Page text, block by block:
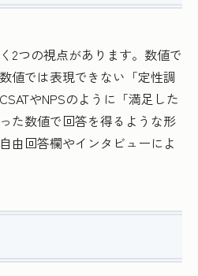
2つの視点があります。数値で
値では表現できない「定性調
やNPSのように「満足した
た数値で回答を得るような形
由回答欄やインタビューによ